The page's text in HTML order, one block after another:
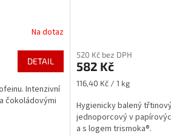
Na dotaz
DETAIL
Intenzivní
čokoládovými
520 Kč bez DPH
582 Kč
Měrná
116,40 Kč / 1 kg
Hygienicky balený
jednoporcový v
a s logem trismoka®.